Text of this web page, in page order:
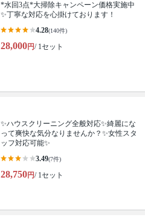
*水回3点*大掃除キャンペーン価格実施中
✨丁寧な対応を心掛けております！
4.28(140件)
28,000円/ 1セット
✨ハウスクリーニング全般対応✨綺麗にな
って爽快な気分なりませんか？✨女性スタ
ッフ対応可能✨
3.49(7件)
28,750円/ 1セット